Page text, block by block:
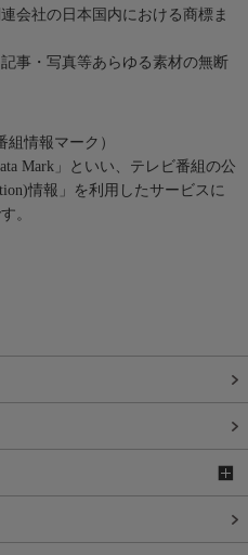
会社の日本国内における商標ま
事・写真等あらゆる素材の無断
組情報マーク）
Mark」といい、テレビ番組の公
情報」を利用したサービスに
。